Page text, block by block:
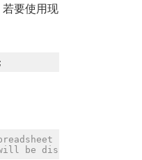
要使用现
be displayed